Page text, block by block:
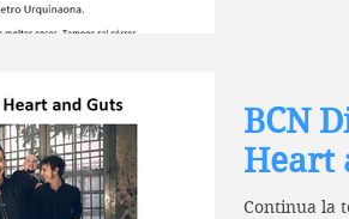
BCN
Heart
Continua la